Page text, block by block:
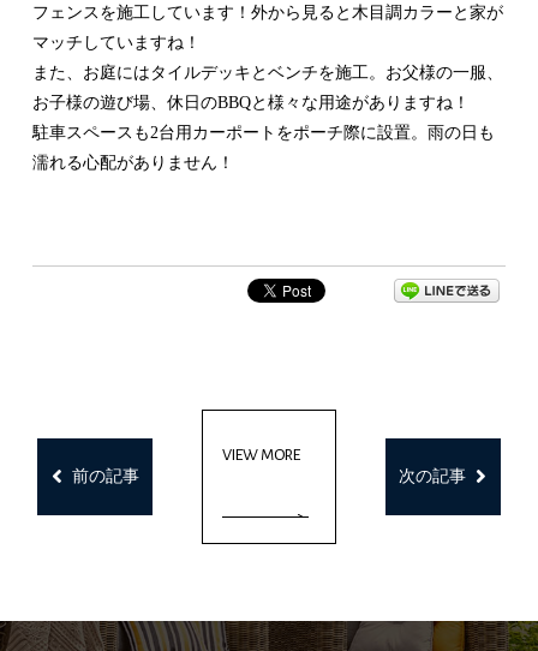
フェンスを施工しています！外から見ると木目調カラーと家が
マッチしていますね！
また、お庭にはタイルデッキとベンチを施工。お父様の一服、
お子様の遊び場、休日のBBQと様々な用途がありますね！
駐車スペースも2台用カーポートをポーチ際に設置。雨の日も
濡れる心配がありません！
前の記事
VIEW MORE
次の記事